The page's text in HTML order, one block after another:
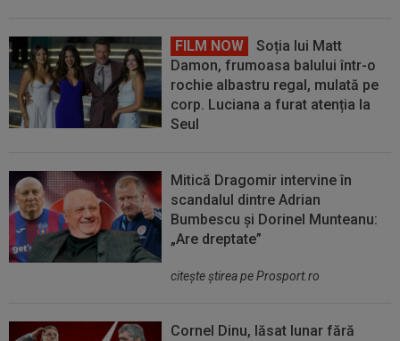
FILM NOW
Soția lui Matt
Damon, frumoasa balului într-o
rochie albastru regal, mulată pe
corp. Luciana a furat atenția la
Seul
Mitică Dragomir intervine în
scandalul dintre Adrian
Bumbescu și Dorinel Munteanu:
„Are dreptate”
citeşte ştirea pe Prosport.ro
Cornel Dinu, lăsat lunar fără